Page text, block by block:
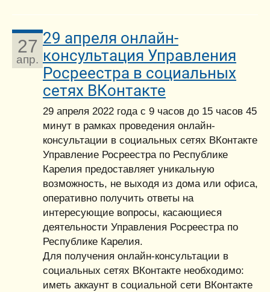
27
апр.
29 апреля онлайн-
консультация Управления
Росреестра в социальных
сетях ВКонтакте
29 апреля 2022 года с 9 часов до 15 часов 45
минут в рамках проведения онлайн-
консультации в социальных сетях ВКонтакте
Управление Росреестра по Республике
Карелия предоставляет уникальную
возможность, не выходя из дома или офиса,
оперативно получить ответы на
интересующие вопросы, касающиеся
деятельности Управления Росреестра по
Республике Карелия.
Для получения онлайн-консультации в
социальных сетях ВКонтакте необходимо:
иметь аккаунт в социальной сети ВКонтакте